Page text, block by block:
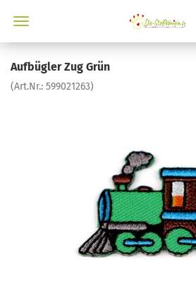
Aufbügler Zug Grün
(Art.Nr.: 599021263)